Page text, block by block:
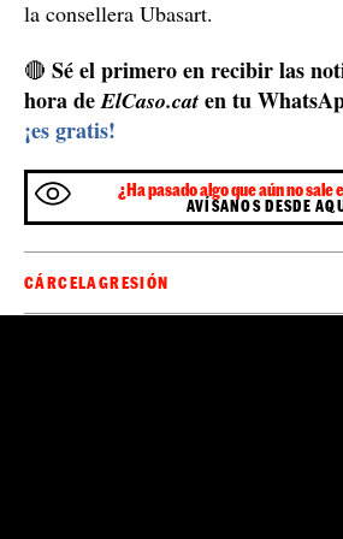
la consellera Ubasart.
🔴 Sé el primero en recibir las
hora deElCaso.cat en tu
¡es gratis!
¿Ha pasado algo que aún no sale
AVÍSANOS DESDE
CÁRCELAGRESIÓN